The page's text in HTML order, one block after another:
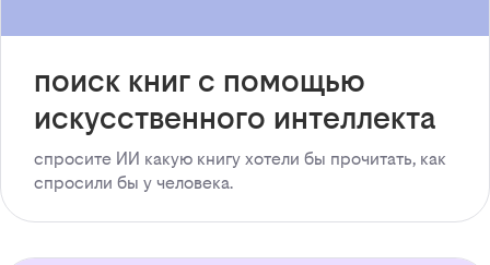
поиск книг с помощью
искусственного интеллекта
спросите ИИ какую книгу хотели бы прочитать, как
спросили бы у человека.